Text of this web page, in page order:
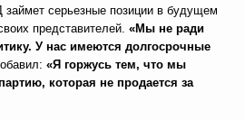
серьезные позиции в будущем
представителей. «Мы не ради
У нас имеются долгосрочные
«Я горжусь тем, что мы
которая не продается за